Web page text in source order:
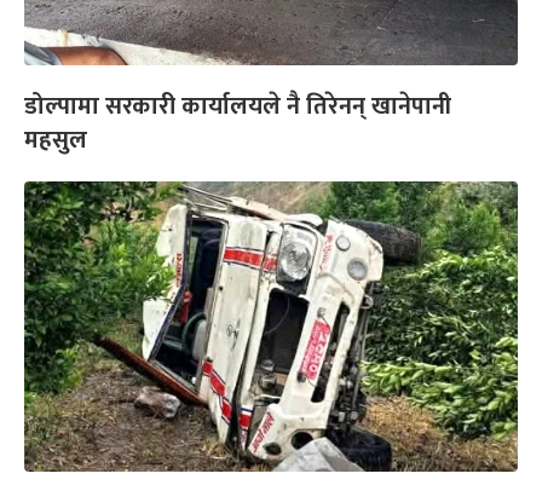
डोल्पामा सरकारी कार्यालयले नै तिरेनन् खानेपानी
महसुल